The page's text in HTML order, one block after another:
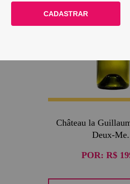
Le Club >
Château la
Deux-
POR: R$
CADASTRAR